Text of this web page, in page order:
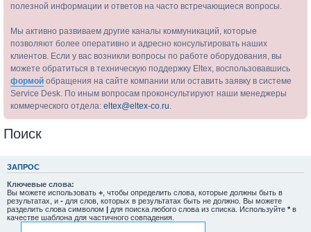
полезной информации и ответов на часто встречающиеся вопросы.
Мы активно развиваем другие каналы коммуникаций, которые
позволяют более оперативно и адресно консультировать наших
клиентов. Если у вас возникли вопросы по работе оборудования, вы
можете обратиться в техническую поддержку Eltex, воспользовавшись
формой обращения на сайте компании или оставить заявку в системе
Service Desk. По иным вопросам проконсультируют наши менеджеры
коммерческого отдела: eltex@eltex-co.ru.
Поиск
ЗАПРОС
Ключевые слова:
Вы можете использовать + , чтобы определить слова, которые должны быть в
результатах, и - для слов, которых в результатах быть не должно. Вы можете
разделить слова символом | для поиска любого слова из списка. Используйте * в
качестве шаблона для частичного совпадения.